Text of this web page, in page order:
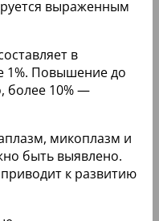
выраженным
в
1%. Повышение до
более 10% —
микоплазм и
быть выявлено.
к развитию